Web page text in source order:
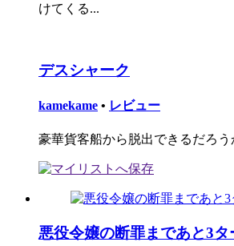
けてくる...
デスシャーク
kamekame • レビュー
豪華貨客船から脱出できるだろ
悪役令嬢の断罪まであと3タ